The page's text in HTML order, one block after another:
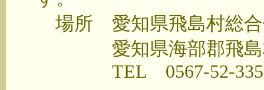
場所 愛知県飛島村総合
愛知県海部郡飛島
TEL 0567-52-